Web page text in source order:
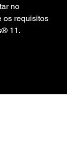
no
os requisitos
11.